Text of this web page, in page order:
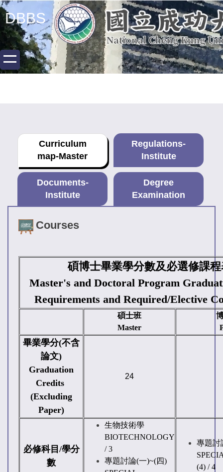
Jump
to
the
main
content
block
DBBS
Curriculum
map-Master
Regulations-
Institute
Documents-
Institute
Degree
Examination
Courses
碩博士畢業學分數及必選修課
Master's and Doctoral Program
Requirements and Required/Elective
碩士班
Master
畢業學分(不含
論文)
Graduation
Credits
(Excluding
Paper)
24
必修科目 /學分
數
生物技術學
BIOTECHNOLOGY
/ 3
專題討論(一)~(四)
專題討
(4) / 4